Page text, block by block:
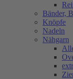
Bänder,
Knöpfe
Nadeln
Nähgarn